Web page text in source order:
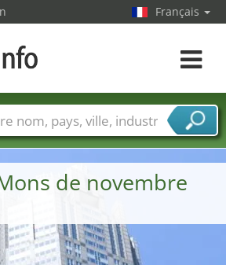
de novembre
Français
Toggle
Villes
Secteurs de foire
de services